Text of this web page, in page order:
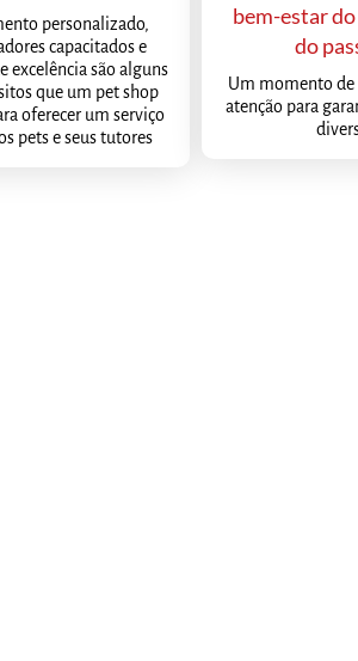
personalizado,
capacitados e
excelência são alguns
que um pet shop
oferecer um serviço
pets e seus tutores
bem-estar
do
Um momento de
atenção para